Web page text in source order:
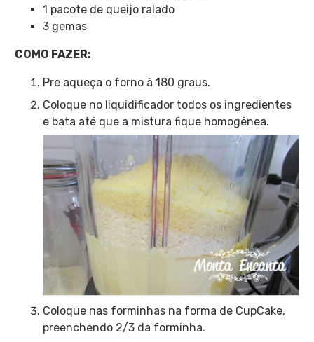
1 pacote de queijo ralado
3 gemas
COMO FAZER:
Pre aqueça o forno à 180 graus.
Coloque no liquidificador todos os ingredientes
e bata até que a mistura fique homogênea.
Coloque nas forminhas na forma de CupCake,
preenchendo 2/3 da forminha.